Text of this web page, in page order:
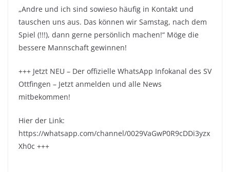
„Andre und ich sind sowieso häufig in Kontakt und
tauschen uns aus. Das können wir Samstag, nach dem
Spiel (!!!), dann gerne persönlich machen!“ Möge die
bessere Mannschaft gewinnen!
+++ Jetzt NEU – Der offizielle WhatsApp Infokanal des SV
Ottfingen – Jetzt anmelden und alle News
mitbekommen!
Hier der Link:
https://whatsapp.com/channel/0029VaGwP0R9cDDi3yzx
Xh0c +++